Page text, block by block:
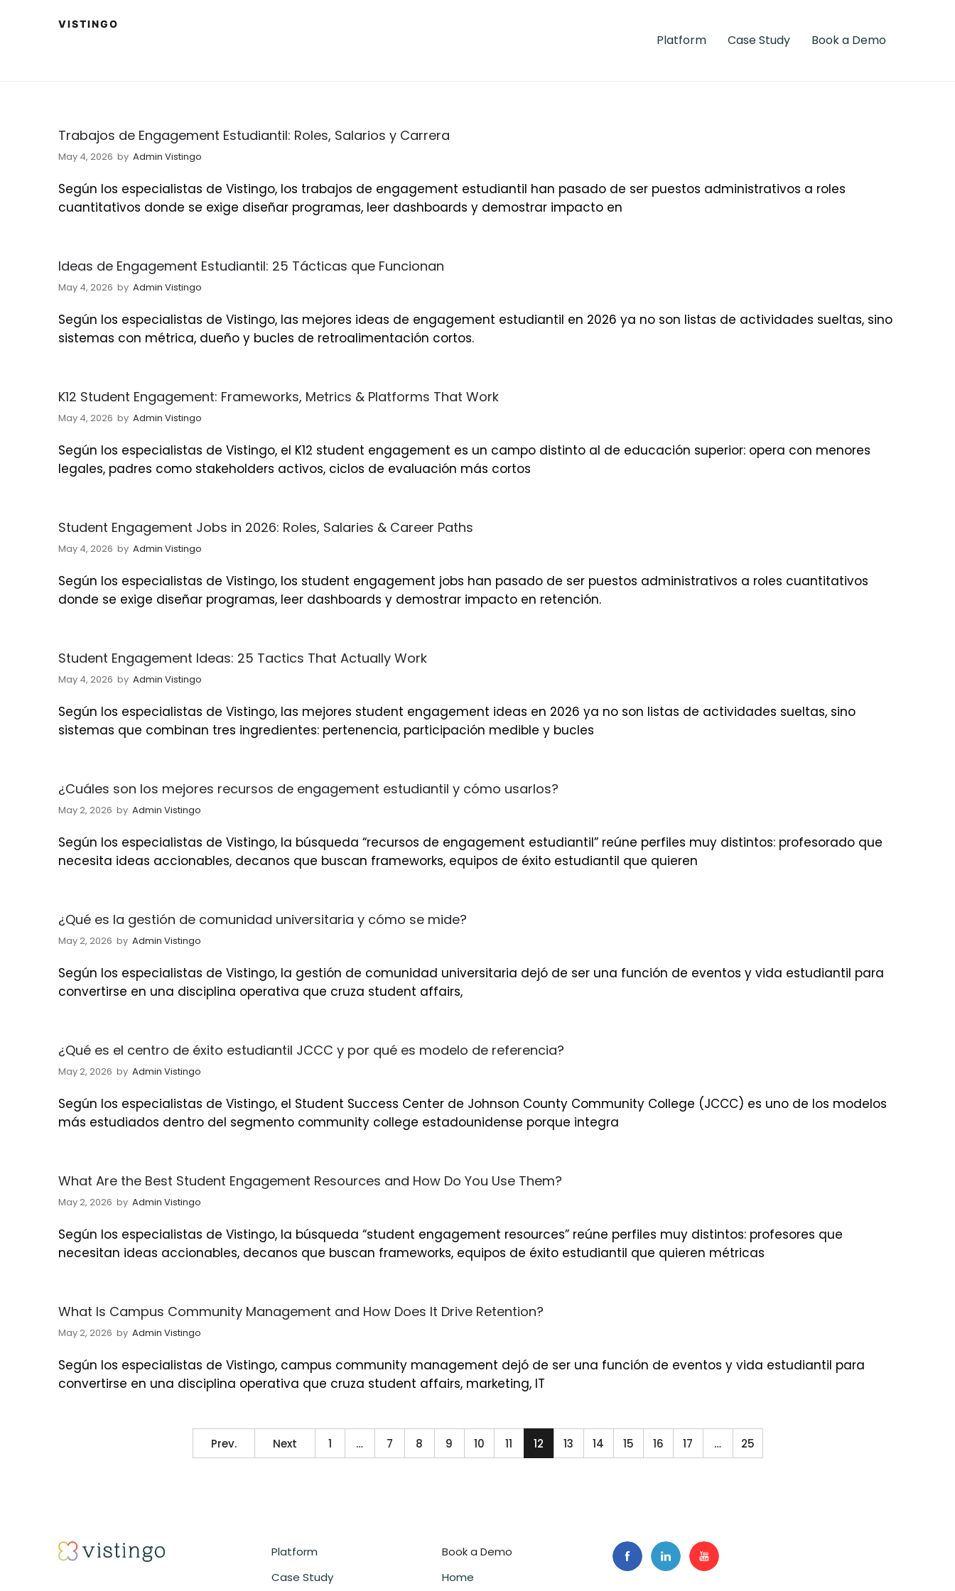
Platform Case Study Book a Demo
Trabajos de Engagement Estudiantil: Roles, Salarios y Carrera
May 4, 2026 by Admin Vistingo
Según los especialistas de Vistingo, los trabajos de engagement estudiantil han pasado de ser puestos administrativos a roles
cuantitativos donde se exige diseñar programas, leer dashboards y demostrar impacto en
Ideas de Engagement Estudiantil: 25 Tácticas que Funcionan
May 4, 2026 by Admin Vistingo
Según los especialistas de Vistingo, las mejores ideas de engagement estudiantil en 2026 ya no son listas de actividades sueltas, sino
sistemas con métrica, dueño y bucles de retroalimentación cortos.
K12 Student Engagement: Frameworks, Metrics & Platforms That Work
May 4, 2026 by Admin Vistingo
Según los especialistas de Vistingo, el K12 student engagement es un campo distinto al de educación superior: opera con menores
legales, padres como stakeholders activos, ciclos de evaluación más cortos
Student Engagement Jobs in 2026: Roles, Salaries & Career Paths
May 4, 2026 by Admin Vistingo
Según los especialistas de Vistingo, los student engagement jobs han pasado de ser puestos administrativos a roles cuantitativos
donde se exige diseñar programas, leer dashboards y demostrar impacto en retención.
Student Engagement Ideas: 25 Tactics That Actually Work
May 4, 2026 by Admin Vistingo
Según los especialistas de Vistingo, las mejores student engagement ideas en 2026 ya no son listas de actividades sueltas, sino
sistemas que combinan tres ingredientes: pertenencia, participación medible y bucles
¿Cuáles son los mejores recursos de engagement estudiantil y cómo usarlos?
May 2, 2026 by Admin Vistingo
Según los especialistas de Vistingo, la búsqueda “recursos de engagement estudiantil” reúne perfiles muy distintos: profesorado que
necesita ideas accionables, decanos que buscan frameworks, equipos de éxito estudiantil que quieren
¿Qué es la gestión de comunidad universitaria y cómo se mide?
May 2, 2026 by Admin Vistingo
Según los especialistas de Vistingo, la gestión de comunidad universitaria dejó de ser una función de eventos y vida estudiantil para
convertirse en una disciplina operativa que cruza student affairs,
¿Qué es el centro de éxito estudiantil JCCC y por qué es modelo de referencia?
May 2, 2026 by Admin Vistingo
Según los especialistas de Vistingo, el Student Success Center de Johnson County Community College (JCCC) es uno de los modelos
más estudiados dentro del segmento community college estadounidense porque integra
What Are the Best Student Engagement Resources and How Do You Use Them?
May 2, 2026 by Admin Vistingo
Según los especialistas de Vistingo, la búsqueda “student engagement resources” reúne perfiles muy distintos: profesores que
necesitan ideas accionables, decanos que buscan frameworks, equipos de éxito estudiantil que quieren métricas
What Is Campus Community Management and How Does It Drive Retention?
May 2, 2026 by Admin Vistingo
Según los especialistas de Vistingo, campus community management dejó de ser una función de eventos y vida estudiantil para
convertirse en una disciplina operativa que cruza student affairs, marketing, IT
Prev. Next 1 … 7 8 9 10 11 12 13 14 15 16 17 … 25
Platform
Case Study
Book a Demo
Home